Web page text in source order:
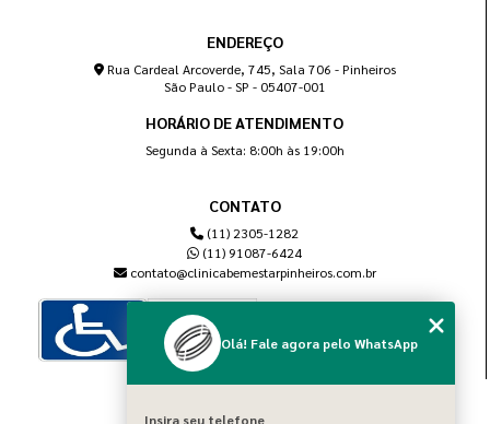
ENDEREÇO
Rua Cardeal Arcoverde, 745, Sala 706 - Pinheiros
São Paulo - SP - 05407-001
HORÁRIO DE ATENDIMENTO
Segunda à Sexta: 8:00h às 19:00h
CONTATO
(11) 2305-1282
(11) 91087-6424
contato@clinicabemestarpinheiros.com.br
Olá! Fale agora pelo WhatsApp
Insira seu telefone